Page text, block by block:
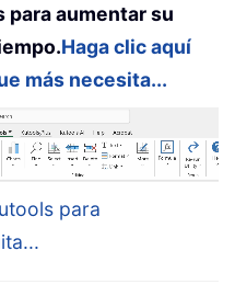
aumentar su
Haga clic aquí
más necesita...
para